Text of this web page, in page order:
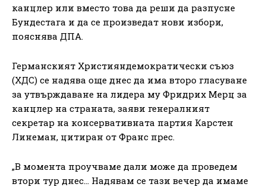
канцлер или вместо това да реши да разпусне
Бундестага и да се произведат нови избори,
пояснява ДПА.
Германският Християндемократически съюз
(ХДС) се надява още днес да има второ гласуване
за утвърждаване на лидера му Фридрих Мерц за
канцлер на страната, заяви генералният
секретар на консервативната партия Карстен
Линеман, цитиран от Франс прес.
„В момента проучваме дали може да проведем
втори тур днес… Надявам се тази вечер да имаме